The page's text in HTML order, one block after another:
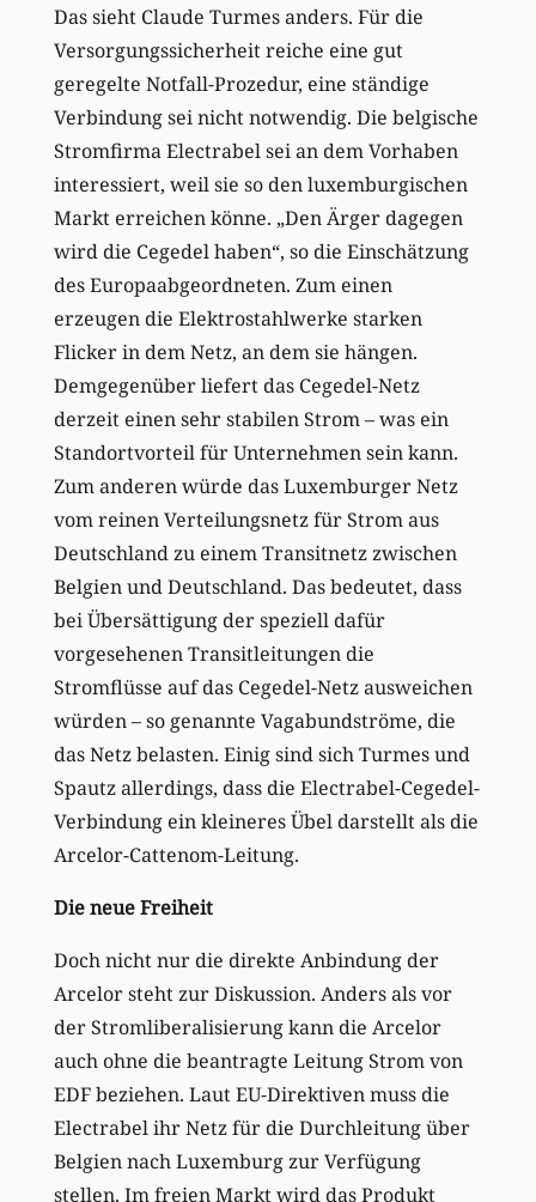
Das sieht Claude Turmes anders. Für die
Versorgungssicherheit reiche eine gut
geregelte Notfall-Prozedur, eine ständige
Verbindung sei nicht notwendig. Die belgische
Stromfirma Electrabel sei an dem Vorhaben
interessiert, weil sie so den luxemburgischen
Markt erreichen könne. „Den Ärger dagegen
wird die Cegedel haben“, so die Einschätzung
des Europaabgeordneten. Zum einen
erzeugen die Elektrostahlwerke starken
Flicker in dem Netz, an dem sie hängen.
Demgegenüber liefert das Cegedel-Netz
derzeit einen sehr stabilen Strom – was ein
Standortvorteil für Unternehmen sein kann.
Zum anderen würde das Luxemburger Netz
vom reinen Verteilungsnetz für Strom aus
Deutschland zu einem Transitnetz zwischen
Belgien und Deutschland. Das bedeutet, dass
bei Übersättigung der speziell dafür
vorgesehenen Transitleitungen die
Stromflüsse auf das Cegedel-Netz ausweichen
würden – so genannte Vagabundströme, die
das Netz belasten. Einig sind sich Turmes und
Spautz allerdings, dass die Electrabel-Cegedel-
Verbindung ein kleineres Übel darstellt als die
Arcelor-Cattenom-Leitung.
Die neue Freiheit
Doch nicht nur die direkte Anbindung der
Arcelor steht zur Diskussion. Anders als vor
der Stromliberalisierung kann die Arcelor
auch ohne die beantragte Leitung Strom von
EDF beziehen. Laut EU-Direktiven muss die
Electrabel ihr Netz für die Durchleitung über
Belgien nach Luxemburg zur Verfügung
stellen. Im freien Markt wird das Produkt